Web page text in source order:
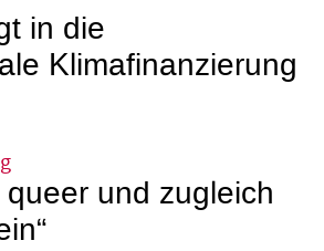
in die
Klimafinanzierung
queer und zugleich